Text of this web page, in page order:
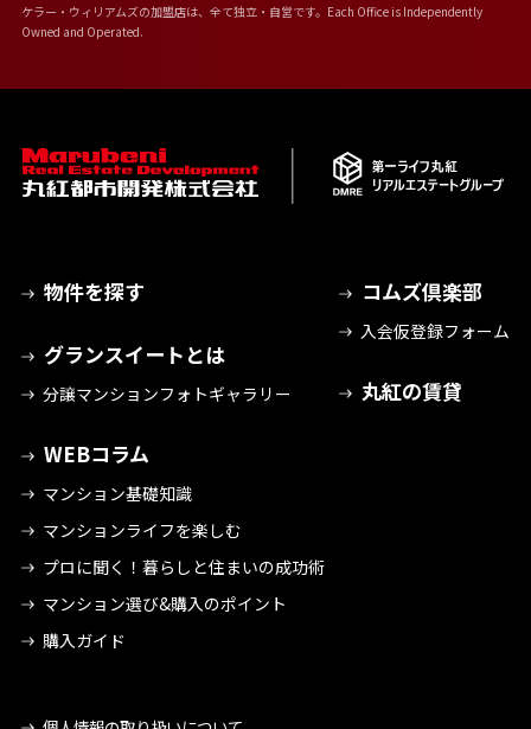
ケラー・ウィリアムズの加盟店は、全て独立・自営です。Each Office is Independently
Owned and Operated.
物件を探す
グランスイートとは
分譲マンションフォトギャラリー
WEBコラム
マンション基礎知識
マンションライフを楽しむ
プロに聞く！暮らしと住まいの成功術
マンション選び&購入のポイント
購入ガイド
コムズ倶楽部
入会仮登録フォーム
丸紅の賃貸